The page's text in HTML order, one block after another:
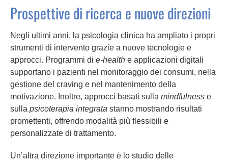
Prospettive di ricerca e nuove direzioni
Negli ultimi anni, la psicologia clinica ha ampliato i propri
strumenti di intervento grazie a nuove tecnologie e
approcci. Programmi di e-health e applicazioni digitali
supportano i pazienti nel monitoraggio dei consumi, nella
gestione del craving e nel mantenimento della
motivazione. Inoltre, approcci basati sulla mindfulness e
sulla psicoterapia integrata stanno mostrando risultati
promettenti, offrendo modalità più flessibili e
personalizzate di trattamento.
Un’altra direzione importante è lo studio delle